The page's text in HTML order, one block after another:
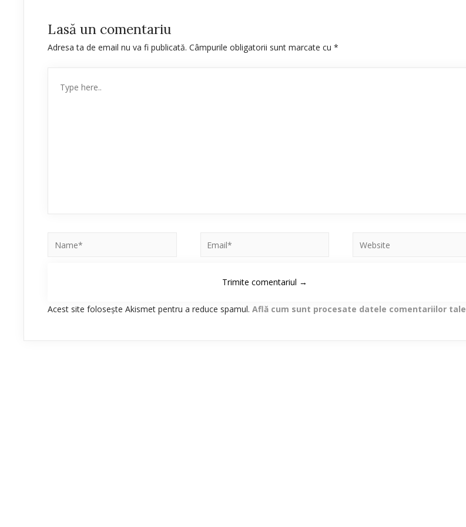
Lasă un comentariu
Adresa ta de email nu va fi publicată. Câmpurile obligatorii sunt marcate cu *
Acest site folosește Akismet pentru a reduce spamul. Află cum sunt procesate datele comentariilor tale